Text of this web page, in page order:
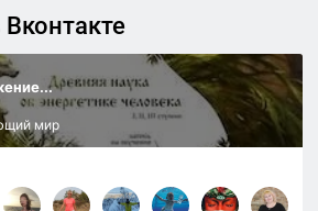
мир